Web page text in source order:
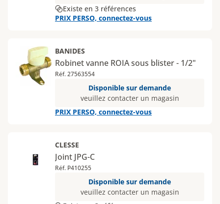
Existe en 3 références
PRIX PERSO, connectez-vous
BANIDES
Robinet vanne ROIA sous blister - 1/2"
Réf. 27563554
Disponible sur demande
veuillez contacter un magasin
PRIX PERSO, connectez-vous
CLESSE
Joint JPG-C
Réf. P410255
Disponible sur demande
veuillez contacter un magasin